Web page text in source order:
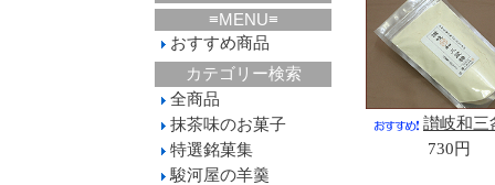
≡MENU≡
おすすめ商品
カテゴリー検索
全商品
抹茶味のお菓子
特選銘菓集
駿河屋の羊羹
讃岐和三
730円